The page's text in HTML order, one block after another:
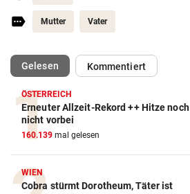
Mutter Vater
Gelesen(ausgewählt)Kommentiert
ÖSTERREICH
Erneuter Allzeit-Rekord ++ Hitze noch
nicht vorbei
160.139 mal gelesen
WIEN
Cobra stürmt Dorotheum, Täter ist